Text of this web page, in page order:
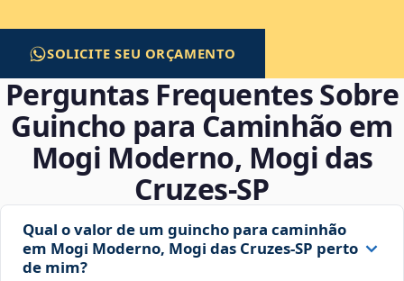
SOLICITE SEU ORÇAMENTO
Perguntas Frequentes Sobre
Guincho para Caminhão em
Mogi Moderno, Mogi das
Cruzes‑SP
Qual o valor de um guincho para caminhão
em Mogi Moderno, Mogi das Cruzes‑SP perto
de mim?